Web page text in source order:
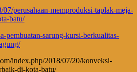
perusahaan-memproduksi-taplak-meja-
batu/
pembuatan-sarung-kursi-berkualitas-
index.php/2018/07/20/konveksi-
di-kota-batu/